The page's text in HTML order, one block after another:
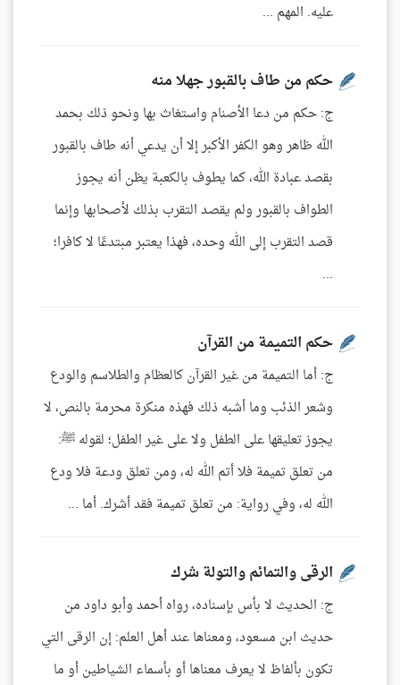
عليه. المهم ...
حكم من طاف بالقبور جهلا منه
ج: حكم من دعا الأصنام واستغاث بها ونحو ذلك بحمد
الله ظاهر وهو الكفر الأكبر إلا أن يدعي أنه طاف بالقبور
بقصد عبادة الله، كما يطوف بالكعبة يظن أنه يجوز
الطواف بالقبور ولم يقصد التقرب بذلك لأصحابها وإنما
قصد التقرب إلى الله وحده، فهذا يعتبر مبتدعًا لا كافرا؛
...
حكم التميمة من القرآن
ج: أما التميمة من غير القرآن كالعظام والطلاسم والودع
وشعر الذئب وما أشبه ذلك فهذه منكرة محرمة بالنص، لا
يجوز تعليقها على الطفل ولا على غير الطفل؛ لقوله ﷺ:
من تعلق تميمة فلا أتم الله له، ومن تعلق ودعة فلا ودع
الله له، وفي رواية: من تعلق تميمة فقد أشرك. أما ...
الرقى والتمائم والتولة شرك
ج: الحديث لا بأس بإسناده، رواه أحمد وأبو داود من
حديث ابن مسعود، ومعناها عند أهل العلم: إن الرقى التي
تكون بألفاظ لا يعرف معناها أو بأسماء الشياطين أو ما